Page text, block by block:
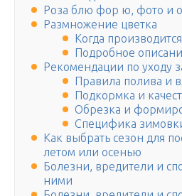
Роза блю фор ю, фото и
Размножение цветка
Когда производится
Подробное
Рекомендации по уходу
Правила полива и
Подкормка и
Обрезка и
Специфика
Как выбрать сезон для
летом или осенью
Болезни, вредители и
ними